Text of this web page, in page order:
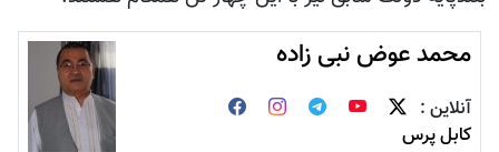
محمد عوض نبی زاده
آنلاین :
کابل پرس